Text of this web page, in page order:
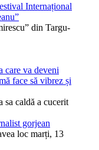
Internațional
din Targu-
care va deveni
face să vibrez și
sa caldă a cucerit
gorjean
loc marți, 13